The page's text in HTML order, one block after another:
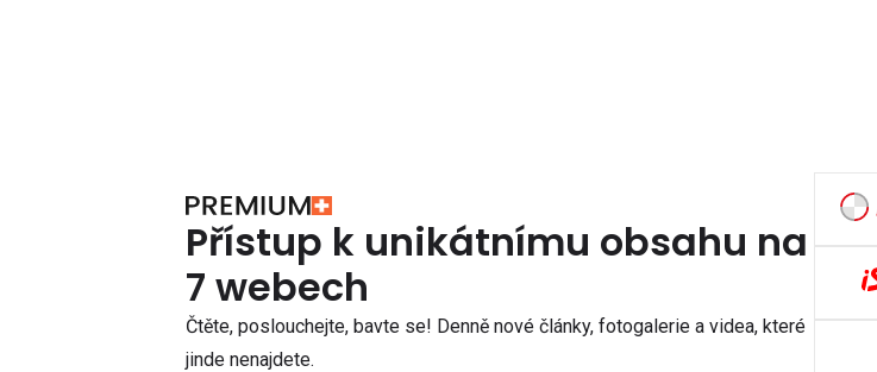
Přístup k unikátnímu obsahu na
7 webech
Čtěte, poslouchejte, bavte se! Denně nové články, fotogalerie a videa, které
jinde nenajdete.